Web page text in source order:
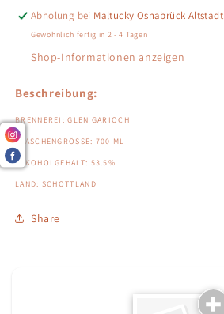
Cortado
Quarter
Finish
Cortado
Quarter
Finish
Abholung bei Maltucky Osnabrück Altstadt
Gewöhnlich fertig in 2 - 4 Tagen
Shop-Informationen anzeigen
Beschreibung:
BRENNEREI: GLEN GARIOCH
FLASCHENGRÖSSE: 700 ML
ALKOHOLGEHALT: 53.5%
LAND: SCHOTTLAND
Share